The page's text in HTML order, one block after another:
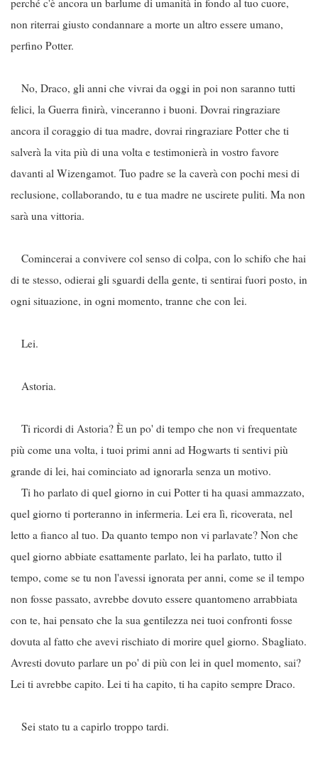
perché c'è ancora un barlume di umanità in fondo al tuo cuore,
non riterrai giusto condannare a morte un altro essere umano,
perfino Potter.
No, Draco, gli anni che vivrai da oggi in poi non saranno tutti
felici, la Guerra finirà, vinceranno i buoni. Dovrai ringraziare
ancora il coraggio di tua madre, dovrai ringraziare Potter che ti
salverà la vita più di una volta e testimonierà in vostro favore
davanti al Wizengamot. Tuo padre se la caverà con pochi mesi di
reclusione, collaborando, tu e tua madre ne uscirete puliti. Ma non
sarà una vittoria.
Comincerai a convivere col senso di colpa, con lo schifo che hai
di te stesso, odierai gli sguardi della gente, ti sentirai fuori posto, in
ogni situazione, in ogni momento, tranne che con lei.
Lei.
Astoria.
Ti ricordi di Astoria? È un po' di tempo che non vi frequentate
più come una volta, i tuoi primi anni ad Hogwarts ti sentivi più
grande di lei, hai cominciato ad ignorarla senza un motivo.
Ti ho parlato di quel giorno in cui Potter ti ha quasi ammazzato,
quel giorno ti porteranno in infermeria. Lei era lì, ricoverata, nel
letto a fianco al tuo. Da quanto tempo non vi parlavate? Non che
quel giorno abbiate esattamente parlato, lei ha parlato, tutto il
tempo, come se tu non l'avessi ignorata per anni, come se il tempo
non fosse passato, avrebbe dovuto essere quantomeno arrabbiata
con te, hai pensato che la sua gentilezza nei tuoi confronti fosse
dovuta al fatto che avevi rischiato di morire quel giorno. Sbagliato.
Avresti dovuto parlare un po' di più con lei in quel momento, sai?
Lei ti avrebbe capito. Lei ti ha capito, ti ha capito sempre Draco.
Sei stato tu a capirlo troppo tardi.